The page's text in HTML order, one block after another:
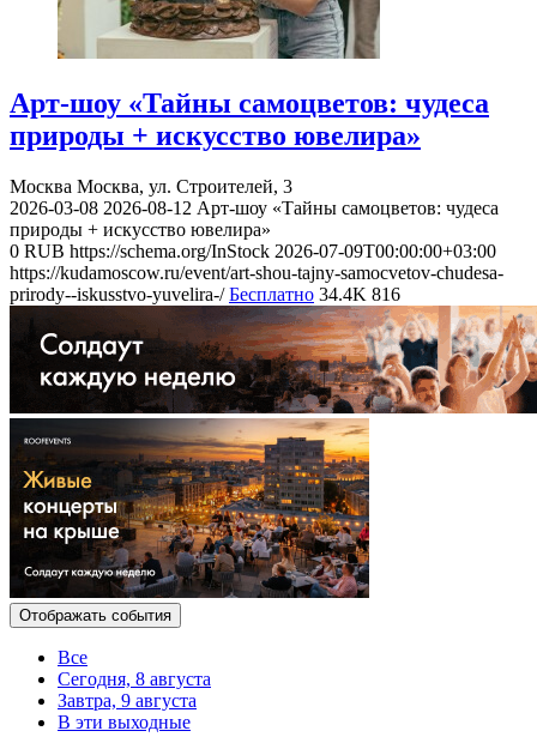
Арт-шоу «Тайны самоцветов: чудеса
природы + искусство ювелира»
Москва Москва, ул. Строителей, 3
2026-03-08 2026-08-12 Арт-шоу «Тайны самоцветов: чудеса
природы + искусство ювелира»
0 RUB https://schema.org/InStock 2026-07-09T00:00:00+03:00
https://kudamoscow.ru/event/art-shou-tajny-samocvetov-chudesa-
prirody--iskusstvo-yuvelira-/ Бесплатно 34.4K 816
Отображать события
Все
Сегодня, 8 августа
Завтра, 9 августа
В эти выходные